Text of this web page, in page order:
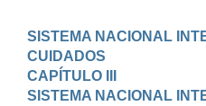
SISTEMA NACIONAL
CUIDADOS
CAPÍTULO III
SISTEMA NACIONAL